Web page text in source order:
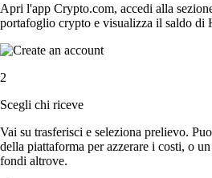
Apri l'app Crypto.com, accedi alla
portafoglio crypto e visualizza il saldo di
2
Scegli chi riceve
Vai su trasferisci e seleziona prelievo.
della piattaforma per azzerare i costi, o
fondi altrove.